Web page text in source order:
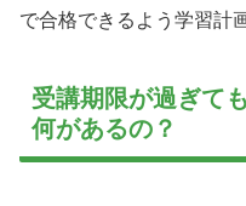
で合格できるよう学習計
受講期限が過ぎて
何があるの？